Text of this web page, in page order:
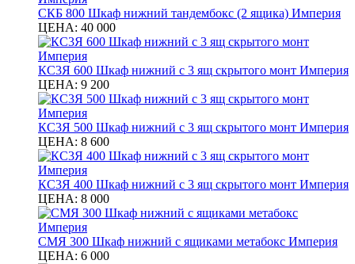
СКБ 800 Шкаф нижний тандембокс (2 ящика) Империя
ЦЕНА: 40 000
КС3Я 600 Шкаф нижний с 3 ящ скрытого монт Империя
ЦЕНА: 9 200
КС3Я 500 Шкаф нижний с 3 ящ скрытого монт Империя
ЦЕНА: 8 600
КС3Я 400 Шкаф нижний с 3 ящ скрытого монт Империя
ЦЕНА: 8 000
СМЯ 300 Шкаф нижний с ящиками метабокс Империя
ЦЕНА: 6 000